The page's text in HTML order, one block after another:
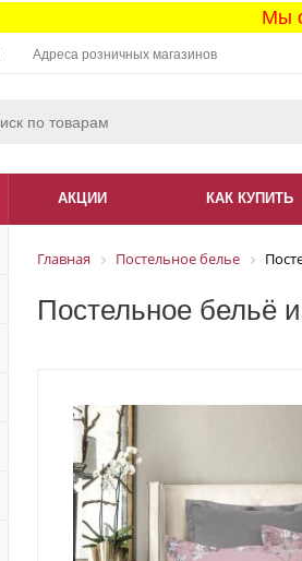
Мы
Адреса розничных магазинов
АКЦИИ КАК КУПИТЬ
Главная Постельное белье
Постельное бельё